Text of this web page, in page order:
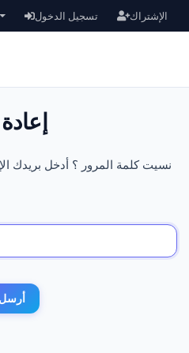
تسجيل الدخول الإشتراك
نسيت كلمة المرور ؟ أدخل بريدك
أرسل